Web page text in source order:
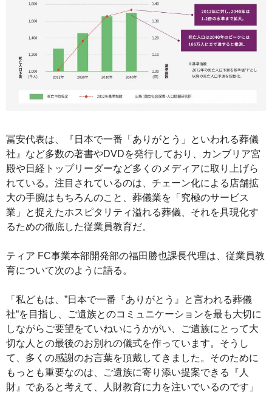
冨安代表は、『日本で一番「ありがとう」といわれる葬儀
社』など多数の著書やDVDを発行しており、カンブリア宮
殿や日経トップリーダーなど多くのメディアに取り上げら
れている。注目されているのは、チェーン化による店舗拡
大の手腕はもちろんのこと、葬儀業を「究極のサービス
業」と捉えたホスピタリティ溢れる葬儀、それを具現化す
るための徹底した従業員教育だ。
ティア FC事業本部開発部の福田勝也課長代理は、従業員教
育について次のように語る。
「私どもは、”日本で一番『ありがとう』と言われる葬儀
社“を目指し、ご遺族とのコミュニケーションを最も大切に
しながらご要望をていねいにうかがい、ご遺族にとって大
切な人との最後のお別れの儀式を作っています。そうし
て、多くの感謝のお言葉を頂戴してきました。そのために
もっとも重要なのは、ご遺族に寄り添い提案できる『人
財』であると考えて、人財教育に力を注いでいるのです」